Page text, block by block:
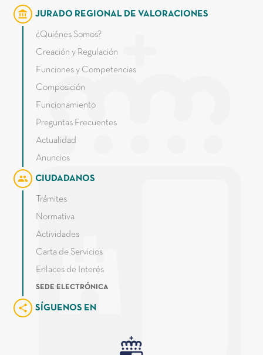
account_balance JURADO REGIONAL DE VALORACIONES
¿Quiénes Somos?
Creación y Regulación
Funciones y Competencias
Composición
Funcionamiento
Preguntas Frecuentes
Actualidad
Anuncios
group CIUDADANOS
Trámites
Normativa
Actividades
Carta de Servicios
Enlaces de Interés
SEDE ELECTRÓNICA
share SÍGUENOS EN